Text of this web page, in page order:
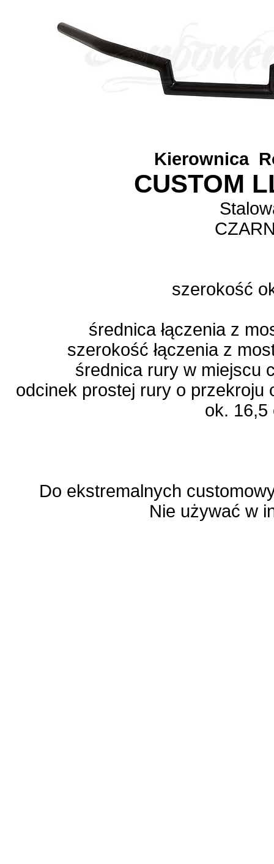
Kierownica
CUSTOM
szerokość
średnica łączenia z
szerokość łączenia z
średnica rury w miejscu
odcinek prostej rury o przekroju
ok. 16,5
Do ekstremalnych
Nie używać w